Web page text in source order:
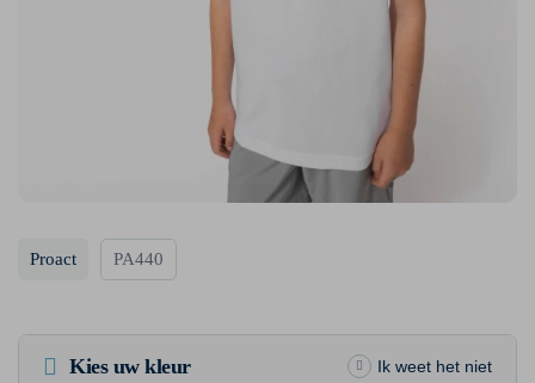
Proact PA440
Kies uw kleur Ik weet het niet